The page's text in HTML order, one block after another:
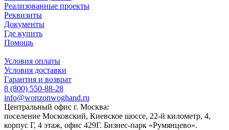
Реализованные проекты
Реквизиты
Документы
Где купить
Помощь
Условия оплаты
Условия доставки
Гарантия и возврат
8 (800) 550-88-28
info@wonzonwoghand.ru
Центральный офис г. Москва:
поселение Московский, Киевское шоссе, 22-й километр, 4,
корпус Г, 4 этаж, офис 429Г. Бизнес-парк «Румянцево».